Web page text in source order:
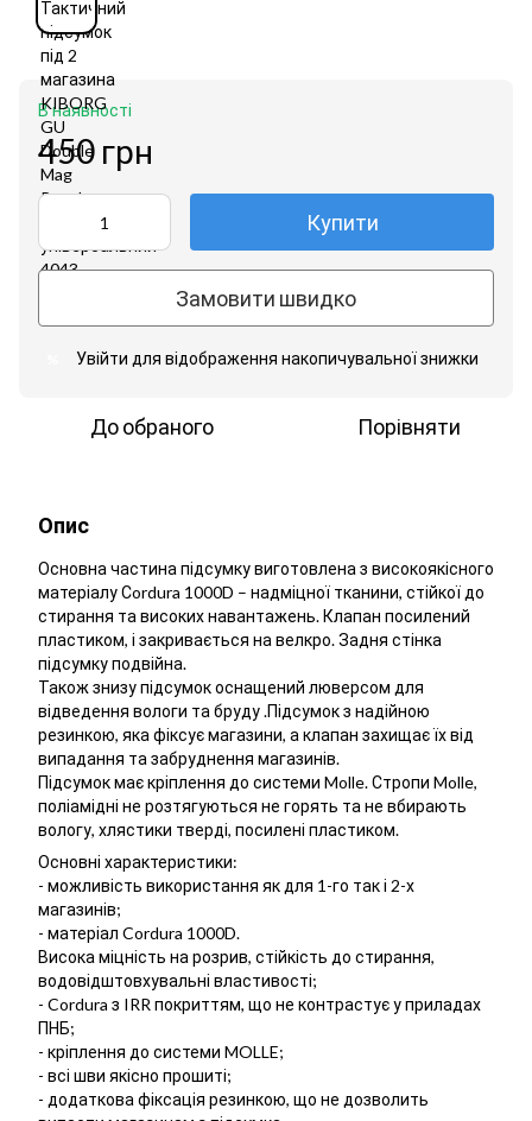
В наявності
450 грн
Купити
Замовити швидко
Увійти для відображення накопичувальної знижки
До обраного Порівняти
Опис
Основна частина підсумку виготовлена ​​з високоякісного
матеріалу Сordura 1000D – надміцної тканини, стійкої до
стирання та високих навантажень. Клапан посилений
пластиком, і закривається на велкро. Задня стінка
підсумку подвійна.
Також знизу підсумок оснащений люверсом для
відведення вологи та бруду .Підсумок з надійною
резинкою, яка фіксує магазини, а клапан захищає їх від
випадання та забруднення магазинів.
Підсумок має кріплення до системи Molle. Стропи Molle,
поліамідні не розтягуються не горять та не вбирають
вологу, хлястики тверді, посилені пластиком.
Основні характеристики:
- можливість використання як для 1-го так і 2-х
магазинів;
- матеріал Cordura 1000D.
Висока міцність на розрив, стійкість до стирання,
водовідштовхувальні властивості;
- Cordura з IRR покриттям, що не контрастує у приладах
ПНБ;
- кріплення до системи MOLLE;
- всі шви якісно прошиті;
- додаткова фіксація резинкою, що не дозволить